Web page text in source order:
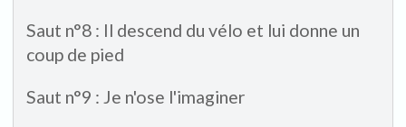
Saut n°8 : Il descend du vélo et lui donne un
coup de pied
Saut n°9 : Je n'ose l'imaginer